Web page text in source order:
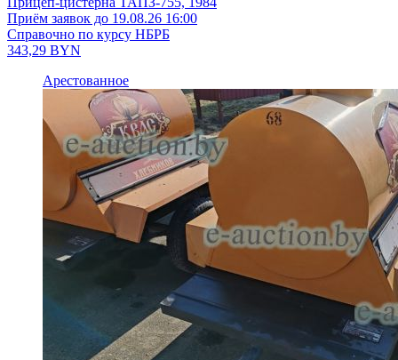
Приём заявок до 19.08.26 16:00
Справочно по курсу НБРБ
343,29 BYN
Арестованное